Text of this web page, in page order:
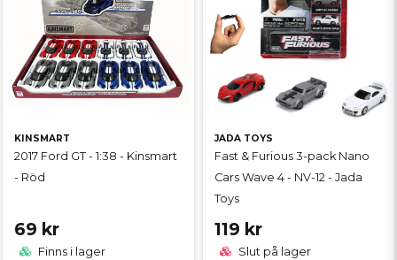
KINSMART
2017 Ford GT - 1:38 - Kinsmart
- Röd
69 kr
Finns i lager
JADA TOYS
Fast & Furious 3-pack Nano
Cars Wave 4 - NV-12 - Jada
Toys
119 kr
Slut på lager